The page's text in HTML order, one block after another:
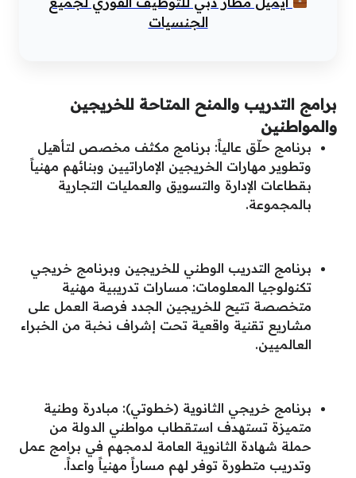
الجنسيات
برامج التدريب والمنح المتاحة للخريجين
والمواطنين
برنامج حلّق عالياً: برنامج مكثف مخصص لتأهيل
وتطوير مهارات الخريجين الإماراتيين وبنائهم مهنياً
بقطاعات الإدارة والتسويق والعمليات التجارية
بالمجموعة.
برنامج التدريب الوطني للخريجين وبرنامج خريجي
تكنولوجيا المعلومات: مسارات تدريبية مهنية
متخصصة تتيح للخريجين الجدد فرصة العمل على
مشاريع تقنية واقعية تحت إشراف نخبة من الخبراء
العالميين.
برنامج خريجي الثانوية (خطوتي): مبادرة وطنية
متميزة تستهدف استقطاب مواطني الدولة من
حملة شهادة الثانوية العامة لدمجهم في برامج عمل
وتدريب متطورة توفر لهم مساراً مهنياً واعداً.